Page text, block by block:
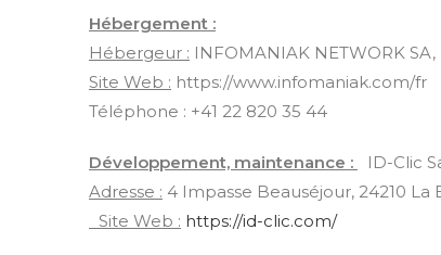
Hébergement :
Hébergeur : INFOMANIAK NETWORK
Site Web : https://www.infomaniak.com/fr
Téléphone : +41 22 820 35 44
Développement, maintenance :
ID-Clic
Adresse : 4 Impasse Beauséjour, 24210 La
Site Web : https://id-clic.com/